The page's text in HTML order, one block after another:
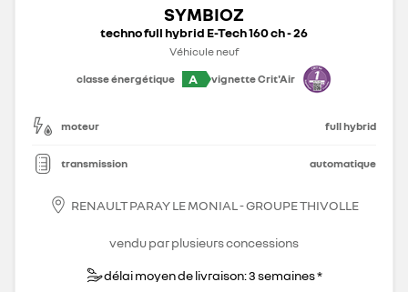
SYMBIOZ
techno full hybrid E-Tech 160 ch - 26
Véhicule neuf
classe énergétique
A vignette Crit'Air
moteur full hybrid
transmission automatique
RENAULT PARAY LE MONIAL - GROUPE THIVOLLE
vendu par plusieurs concessions
délai moyen de livraison: 3 semaines *